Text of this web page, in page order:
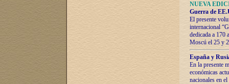
NUEVA
Guerra de
El presente
internacional
dedicada a 170
Moscú el 25 y
España y
En la presente
económicas
nacionales en